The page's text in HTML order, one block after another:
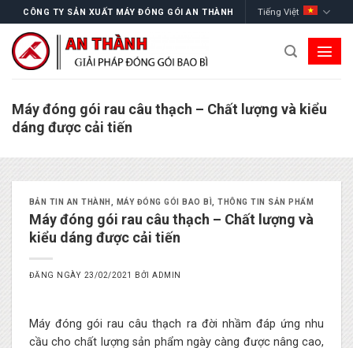
to
content
CÔNG TY SẢN XUẤT MÁY ĐÓNG GÓI AN THÀNH Tiếng Việt
Máy đóng gói rau câu thạch – Chất lượng và kiểu
dáng được cải tiến
BẢN TIN AN THÀNH MÁY ĐÓNG GÓI BAO BÌ ,THÔNG TIN SẢN PHẨM
Máy đóng gói rau câu thạch – Chất lượng và
kiểu dáng được cải tiến
ĐĂNG NGÀY 23/02/2021 BỞIADMIN
Máy đóng gói rau câu thạch ra đời nhầm đáp ứng nhu
cầu cho chất lượng sản phẩm ngày càng được nâng cao,